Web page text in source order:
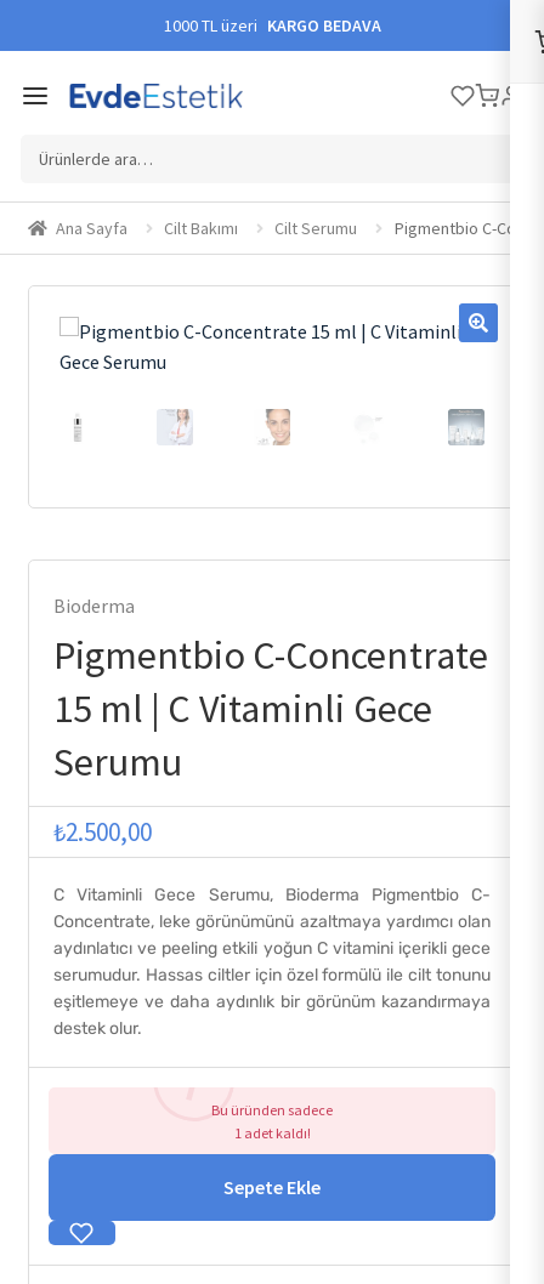
1000 TL üzeri KARGO BEDAVA
Ara:
Ana Sayfa Cilt Bakımı Cilt Serumu Pigmentbio C-
Bioderma
Pigmentbio C-Concentrate
15 ml | C Vitaminli Gece
Serumu
₺2.500,00
C Vitaminli Gece Serumu, Bioderma Pigmentbio C-
Concentrate, leke görünümünü azaltmaya yardımcı olan
aydınlatıcı ve peeling etkili yoğun C vitamini içerikli gece
serumudur. Hassas ciltler için özel formülü ile cilt tonunu
eşitlemeye ve daha aydınlık bir görünüm kazandırmaya
destek olur.
Bu üründen sadece
1 adet kaldı!
Sepete Ekle